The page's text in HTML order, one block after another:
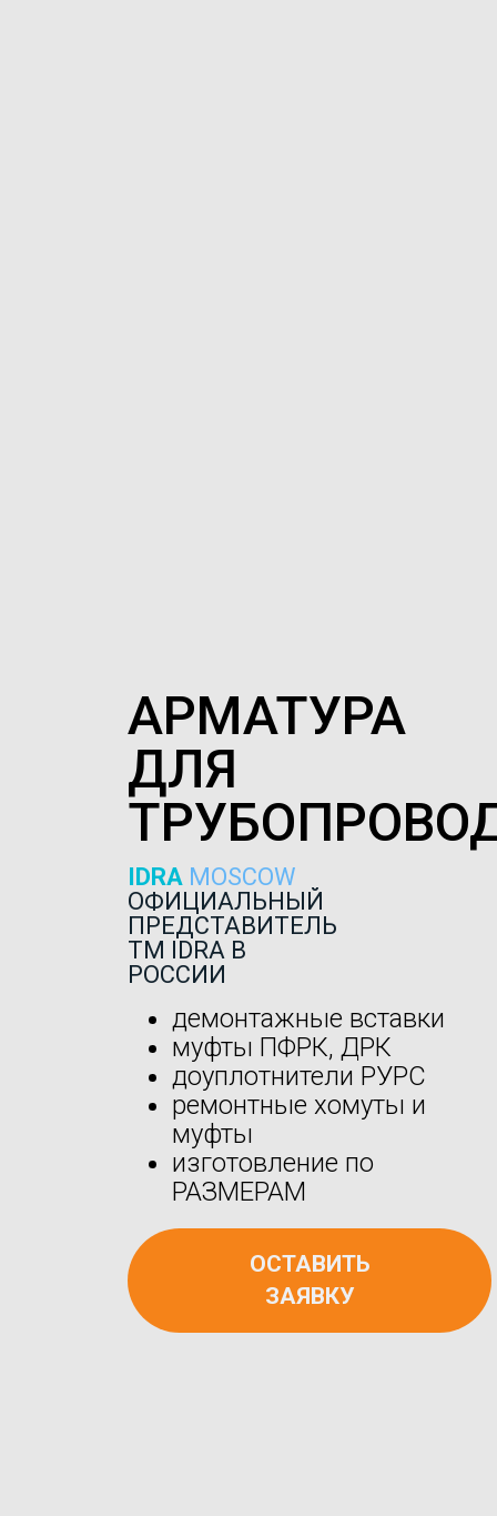
АРМАТУРА
ДЛЯ
IDRA MOSCOW
ОФИЦИАЛЬНЫЙ
ПРЕДСТАВИТЕЛЬ
ТМ IDRA В
РОССИИ
демонтажные вставки
муфты ПФРК, ДРК
доуплотнители РУРС
ремонтные хомуты и
муфты
изготовление по
РАЗМЕРАМ
ОСТАВИТЬ
ЗАЯВКУ